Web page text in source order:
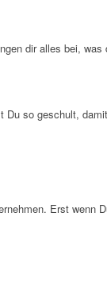
dir alles bei,
so geschult,
Erst wenn